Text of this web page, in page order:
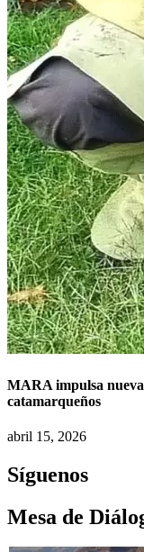
MARA impulsa
catamarqueños
abril 15, 2026
Síguenos
Mesa de